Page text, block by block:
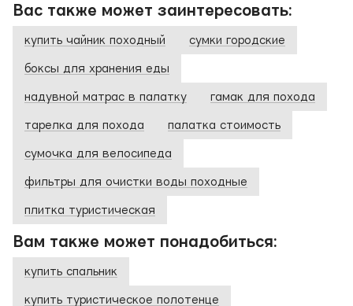
Вас также может заинтересовать:
купить чайник походный сумки городские
боксы для хранения еды
надувной матрас в палатку гамак для похода
тарелка для похода палатка стоимость
сумочка для велосипеда
фильтры для очистки воды походные
плитка туристическая
Вам также может понадобиться:
купить спальник
купить туристическое полотенце